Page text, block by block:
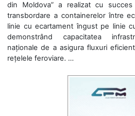
din Moldova” a realizat cu
transbordare a containerelor între
linie cu ecartament îngust pe linie
demonstrând capacitatea
naționale de a asigura fluxuri
rețelele feroviare. ...